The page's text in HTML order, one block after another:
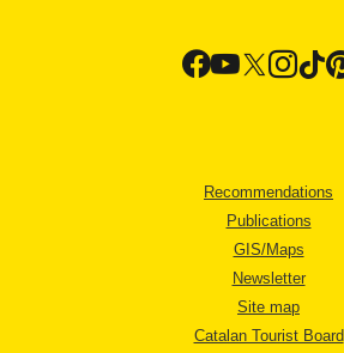
Recommendations
Publications
GIS/Maps
Newsletter
Site map
Catalan Tourist Board